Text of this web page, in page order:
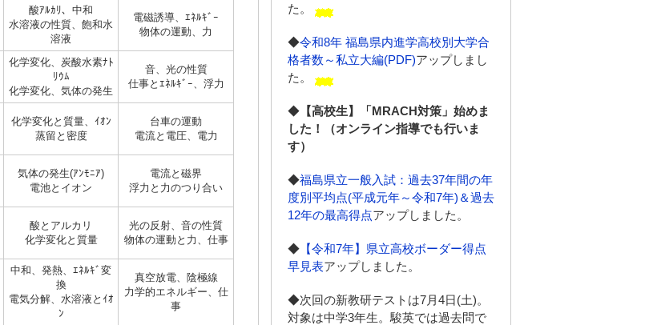
酸ｱﾙｶﾘ、中和
水溶液の性質、飽和水
溶液
電磁誘導、ｴﾈﾙｷﾞｰ
物体の運動、力
化学変化、炭酸水素ﾅﾄ
ﾘｳﾑ
化学変化、気体の発生
音、光の性質
仕事とｴﾈﾙｷﾞｰ、浮力
化学変化と質量、ｲｵﾝ
蒸留と密度
台車の運動
電流と電圧、電力
気体の発生(ｱﾝﾓﾆｱ)
電池とイオン
電流と磁界
浮力と力のつり合い
酸とアルカリ
化学変化と質量
光の反射、音の性質
物体の運動と力、仕事
中和、発熱、ｴﾈﾙｷﾞ変
換
電気分解、水溶液とｲｵ
ﾝ
真空放電、陰極線
力学的エネルギー、仕
事
た。
◆令和8年 福島県内進学高校別大学合
格者数～私立大編(PDF)アップしまし
た。
◆ 【高校生】「MRACH対策」始めま
した！（オンライン指導でも行いま
す）
◆福島県立一般入試：過去37年間の年
度別平均点(平成元年～令和7年)＆過去
12年の最高得点アップしました。
◆ 【令和7年】県立高校ボーダー得点
早見表アップしました。
◆次回の新教研テストは7月4日(土)。
対象は中学3年生。駿英では過去問で